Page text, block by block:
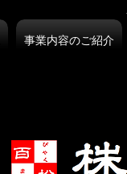
事業内容のご紹介